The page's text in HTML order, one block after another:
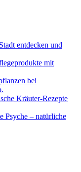
entdecken und
mit
bei
Kräuter-Rezepte
Psyche – natürliche